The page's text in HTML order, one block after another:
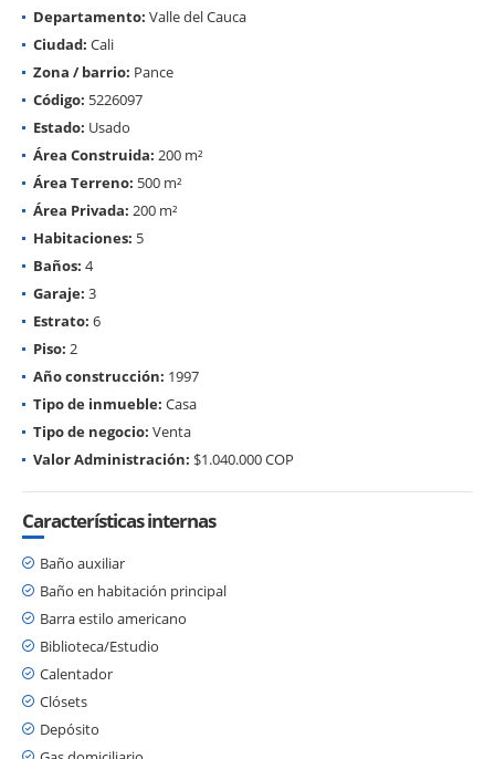
Departamento: Valle del Cauca
Ciudad: Cali
Zona / barrio: Pance
Código: 5226097
Estado: Usado
Área Construida: 200 m²
Área Terreno: 500 m²
Área Privada: 200 m²
Habitaciones: 5
Baños: 4
Garaje: 3
Estrato: 6
Piso: 2
Año construcción: 1997
Tipo de inmueble: Casa
Tipo de negocio: Venta
Valor Administración: $1.040.000 COP
Características internas
Baño auxiliar
Baño en habitación principal
Barra estilo americano
Biblioteca/Estudio
Calentador
Clósets
Depósito